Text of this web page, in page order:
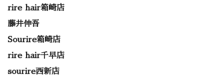
rire hair箱崎店
藤井伸吾
Sourire箱崎店
rire hair千早店
sourire西新店